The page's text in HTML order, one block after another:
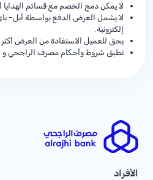
لا يمكن دمج الخصم مع قسائم
لا يشمل العرض الدفع بواسطة أبل-
إلكترونية.
يحق للعميل الاستفادة من العرض
تطبق شروط وأحكام مصرف الراجحي و
الأفراد